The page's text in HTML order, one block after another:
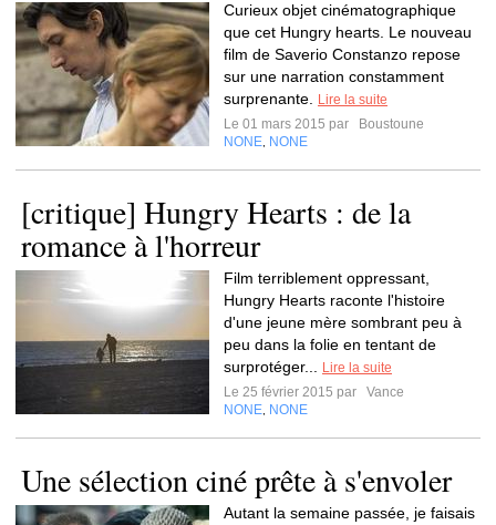
Curieux objet cinématographique
que cet Hungry hearts. Le nouveau
film de Saverio Constanzo repose
sur une narration constamment
surprenante.
Lire la suite
Le 01 mars 2015 par
Boustoune
NONE NONE
[critique] Hungry Hearts : de la
romance à l'horreur
Film terriblement oppressant,
Hungry Hearts raconte l'histoire
d'une jeune mère sombrant peu à
peu dans la folie en tentant de
surprotéger...
Lire la suite
Le 25 février 2015 par
Vance
NONE NONE
Une sélection ciné prête à s'envoler
Autant la semaine passée, je faisais